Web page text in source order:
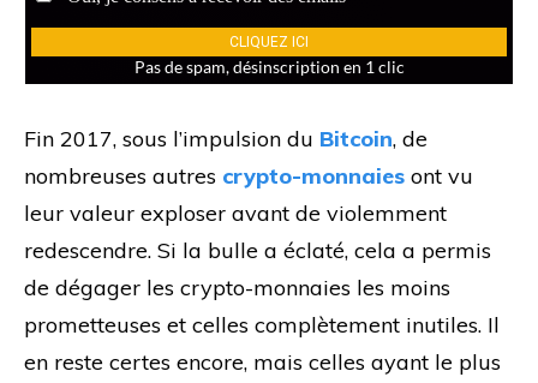
Fin 2017, sous l’impulsion du Bitcoin, de
nombreuses autres crypto-monnaies ont vu
leur valeur exploser avant de violemment
redescendre. Si la bulle a éclaté, cela a permis
de dégager les crypto-monnaies les moins
prometteuses et celles complètement inutiles. Il
en reste certes encore, mais celles ayant le plus